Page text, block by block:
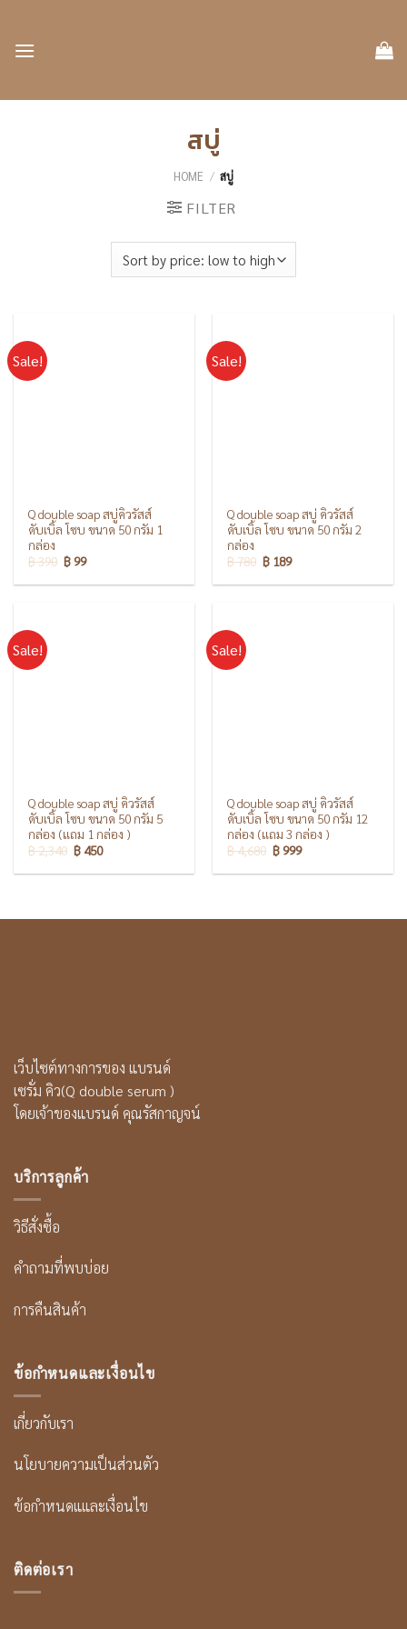
content
สบู่
HOME / สบู่
FILTER
Sale!
Q double soap สบู่คิวรัสส์
ดับเบิ้ล โซบ ขนาด 50 กรัม 1
กล่อง
฿390 ฿99
Sale!
Q double soap สบู่ คิวรัสส์
ดับเบิ้ล โซบ ขนาด 50 กรัม 2
กล่อง
฿780 ฿ 189
Sale!
Q double soap สบู่ คิวรัสส์
ดับเบิ้ล โซบ ขนาด 50 กรัม 5
กล่อง (แถม 1 กล่อง )
฿2,340 ฿ 450
Sale!
Q double soap สบู่ คิวรัสส์
ดับเบิ้ล โซบ ขนาด 50 กรัม 12
กล่อง (แถม 3 กล่อง )
฿4,680 ฿999
เว็บไซต์ทางการของ แบรนด์
เซรั่ม คิว(Q double serum )
โดยเจ้าของแบรนด์ คุณรัสกาญจน์
บริการลูกค้า
วิธีสั่งซื้อ
คำถามที่พบบ่อย
การคืนสินค้า
ข้อกำหนดและเงื่อนไข
เกี่ยวกับเรา
นโยบายความเป็นส่วนตัว
ข้อกำหนดแและเงื่อนไข
ติดต่อเรา